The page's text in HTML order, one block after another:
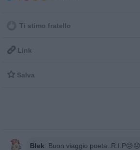
Ti stimo fratello
 Link
 Salva
Blek: Buon viaggio poeta..R.I.P😥😞